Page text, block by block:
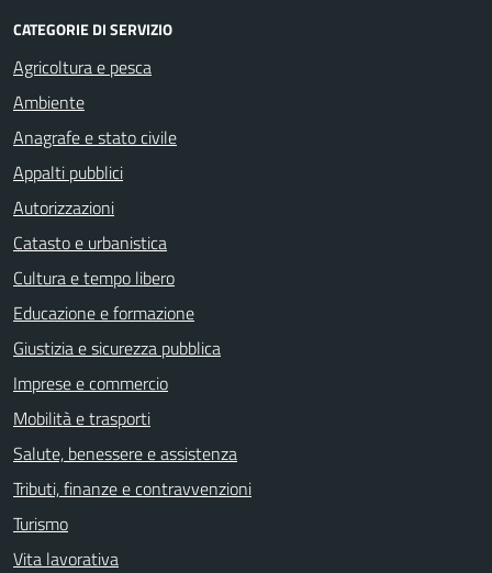
CATEGORIE DI SERVIZIO
Agricoltura e pesca
Ambiente
Anagrafe e stato civile
Appalti pubblici
Autorizzazioni
Catasto e urbanistica
Cultura e tempo libero
Educazione e formazione
Giustizia e sicurezza pubblica
Imprese e commercio
Mobilità e trasporti
Salute, benessere e assistenza
Tributi, finanze e contravvenzioni
Turismo
Vita lavorativa